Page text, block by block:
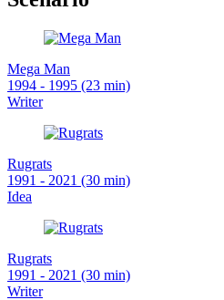
Mega Man
1994 - 1995 (23 min)
Writer
Rugrats
1991 - 2021 (30 min)
Idea
Rugrats
1991 - 2021 (30 min)
Writer